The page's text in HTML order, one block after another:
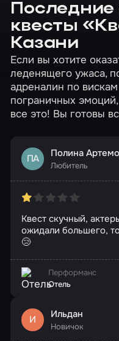
Без контакта
Квесты без актеров
квесты
Казани
Если вы хотите
леденящего ужаса,
адреналин по
пограничных
все это! Вы готовы
ПА Полина
Любитель
Квест скучный,
ожидали большего,
😢
Перформанс
Отель
И Ильдан
Новичок